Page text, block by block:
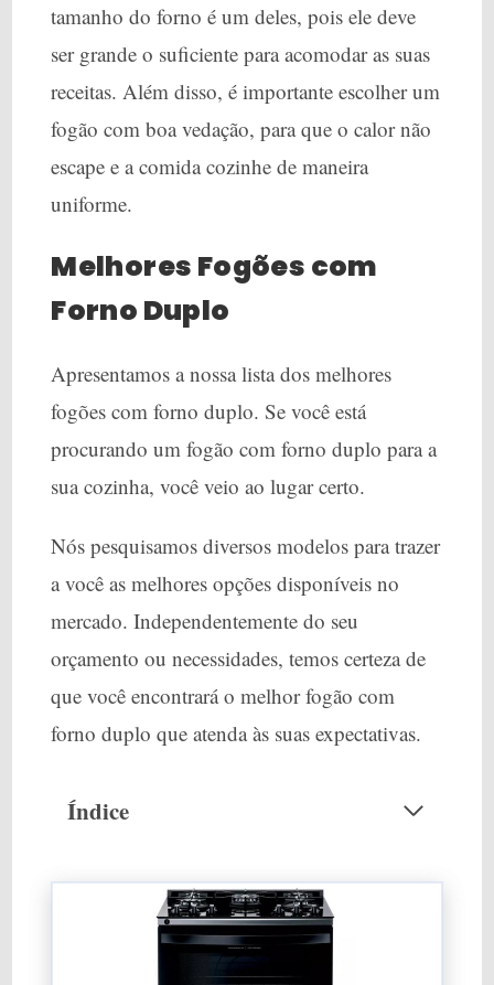
tamanho do forno é um deles, pois ele deve
ser grande o suficiente para acomodar as suas
receitas. Além disso, é importante escolher um
fogão com boa vedação, para que o calor não
escape e a comida cozinhe de maneira
uniforme.
Melhores Fogões com
Forno Duplo
Apresentamos a nossa lista dos melhores
fogões com forno duplo. Se você está
procurando um fogão com forno duplo para a
sua cozinha, você veio ao lugar certo.
Nós pesquisamos diversos modelos para trazer
a você as melhores opções disponíveis no
mercado. Independentemente do seu
orçamento ou necessidades, temos certeza de
que você encontrará o melhor fogão com
forno duplo que atenda às suas expectativas.
Índice
Fogão de Piso Brastemp de 05 Bocas com
Mesa de Vidro e Duplo Forno Preto –